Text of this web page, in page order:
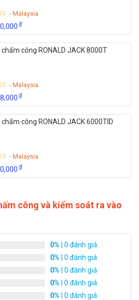
- Malaysia
₫
công RONALD JACK 8000T
- Malaysia
₫
công RONALD JACK 6000TID
- Malaysia
₫
công và kiểm soát ra vào
0% | 0 đánh giá
0% | 0 đánh giá
0% | 0 đánh giá
0% | 0 đánh giá
0% | 0 đánh giá